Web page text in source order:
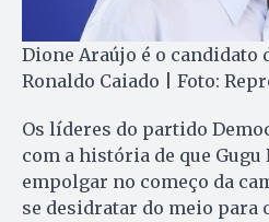
Dione Araújo é o candidato
Ronaldo Caiado | Foto:
Os líderes do partido
com a história de que Gugu
empolgar no começo da
se desidratar do meio para